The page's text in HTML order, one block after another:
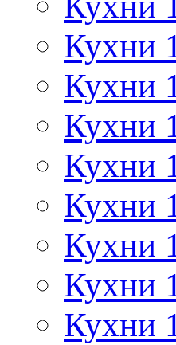
Кухни
Кухни
Кухни
Кухни
Кухни
Кухни
Кухни
Кухни